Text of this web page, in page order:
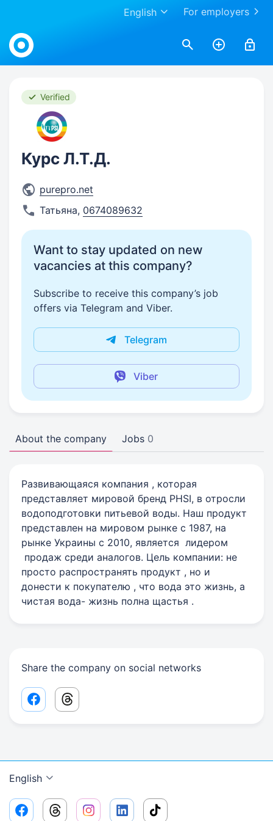
For employers
English
Work.ua
Verified
Курс Л.Т.Д.
purepro.net
Татьяна, 0674089632
Want to stay updated on new
vacancies at this company?
Subscribe to receive this company’s job
offers via Telegram and Viber.
Telegram
Viber
About the company Jobs 0
Развивающаяся компания , которая
представляет мировой бренд PHSI, в отросли
водоподготовки питьевой воды. Наш продукт
представлен на мировом рынке с 1987, на
рынке Украины с 2010, является лидером
продаж среди аналогов. Цель компании: не
просто распространять продукт , но и
донести к покупателю , что вода это жизнь, а
чистая вода- жизнь полна щастья .
Share the company on social networks
Facebook share link
Threads share link
English